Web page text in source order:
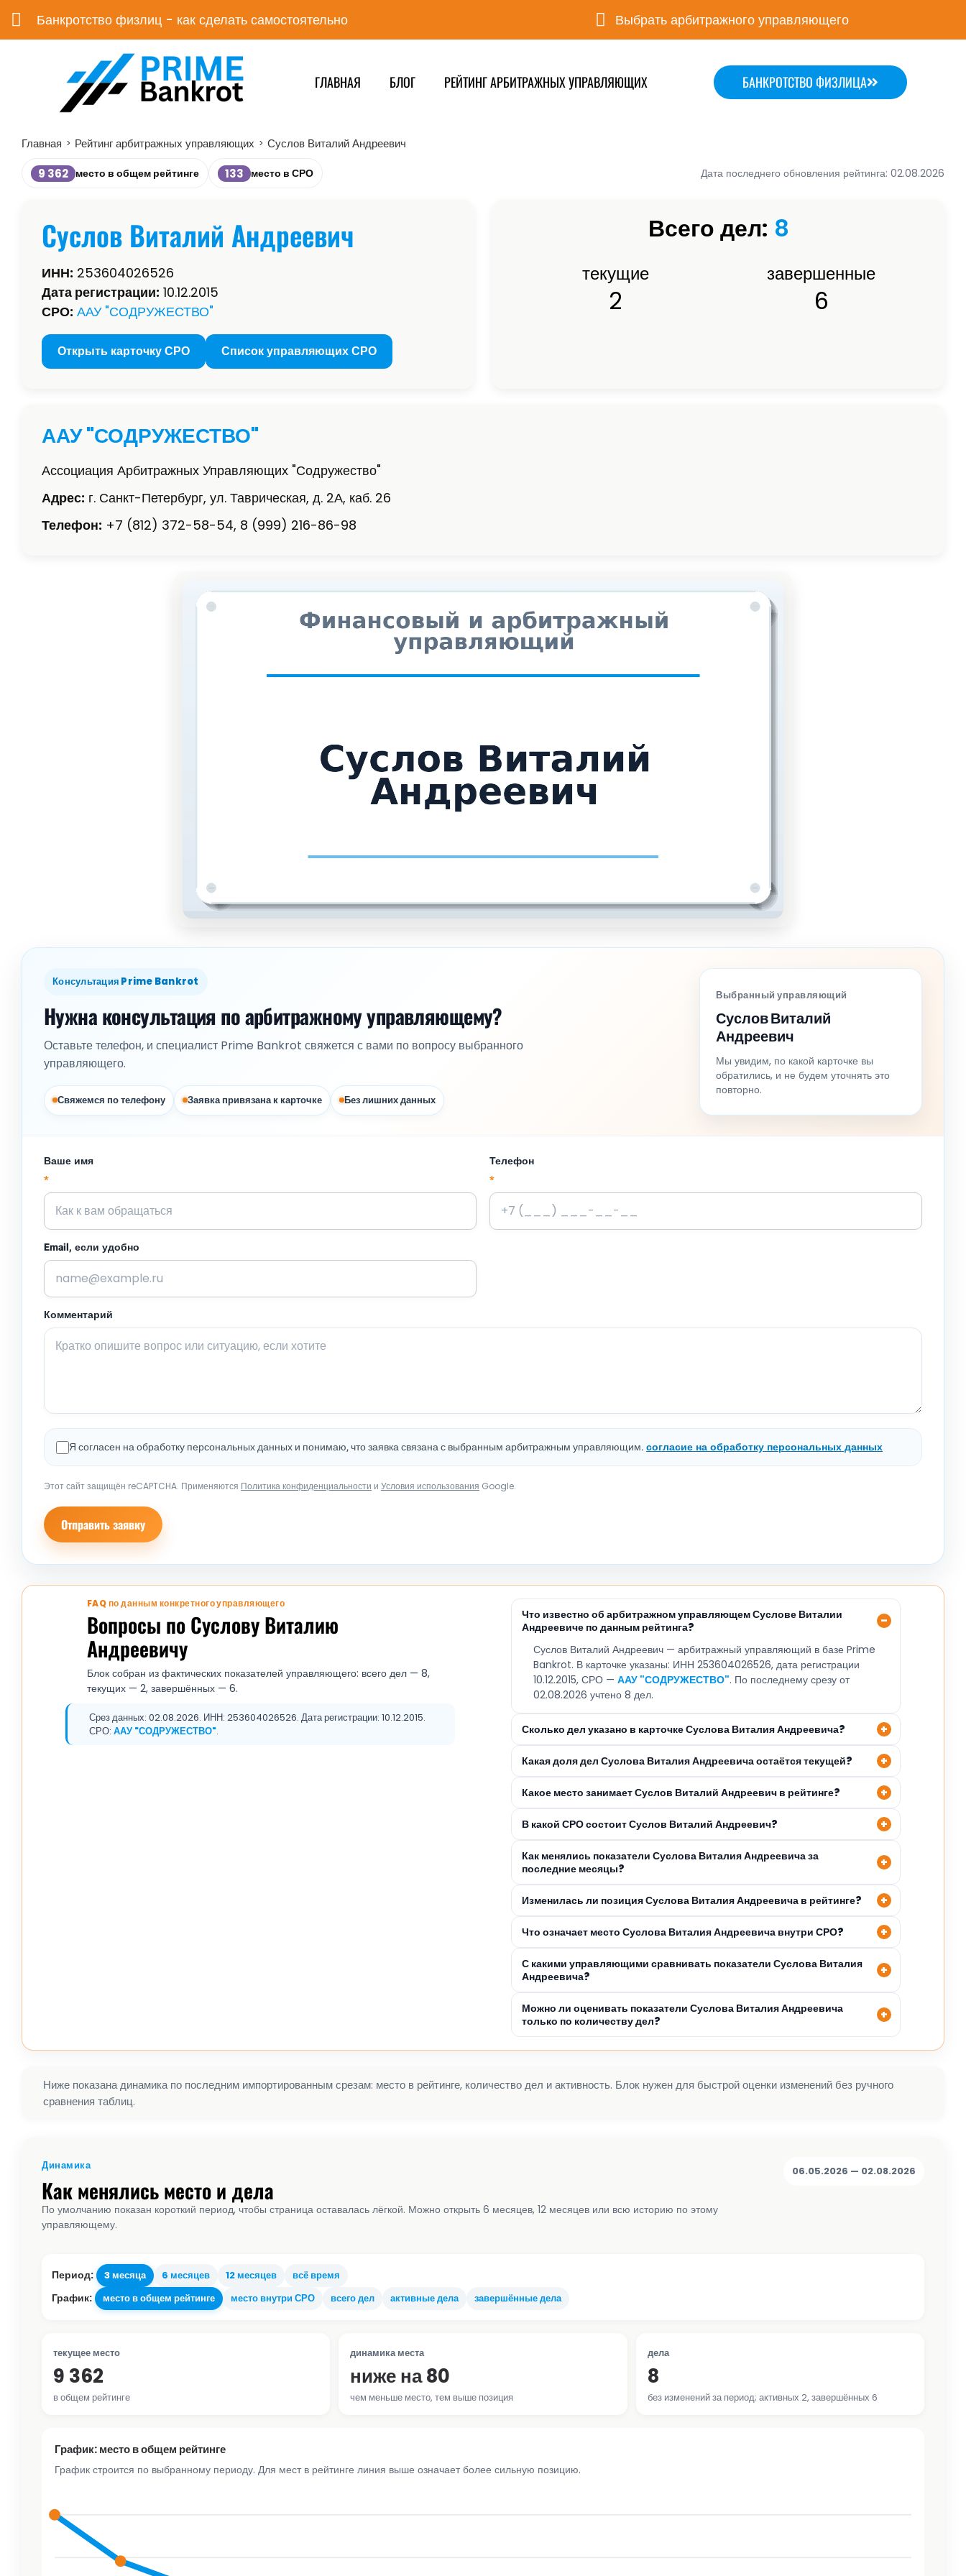
Банкротство физлиц - как сделать самостоятельно Выбрать арбитражного управляющего
ГЛАВНАЯ БЛОГ РЕЙТИНГ АРБИТРАЖНЫХ УПРАВЛЯЮЩИХ БАНКРОТСТВО ФИЗЛИЦА
Главная > Рейтинг арбитражных управляющих > Суслов Виталий Андреевич
9 362 место в общем рейтинге 133 место в СРО Дата последнего обновления рейтинга: 02.08.2026
Суслов Виталий Андреевич
ИНН: 253604026526
Дата регистрации: 10.12.2015
СРО: ААУ "СОДРУЖЕСТВО"
Открыть карточку СРО Список управляющих СРО
Всего дел: 8
текущие
2
завершенные
6
ААУ "СОДРУЖЕСТВО"
Ассоциация Арбитражных Управляющих "Содружество"
Адрес: г. Санкт-Петербург, ул. Таврическая, д. 2А, каб. 26
Телефон: +7 (812) 372-58-54, 8 (999) 216-86-98
Консультация Prime Bankrot
Нужна консультация по арбитражному управляющему?
Оставьте телефон, и специалист Prime Bankrot свяжется с вами по вопросу выбранного
управляющего.
Свяжемся по телефону Заявка привязана к карточке Без лишних данных
Выбранный управляющий
Суслов Виталий
Андреевич
Мы увидим, по какой карточке вы
обратились, и не будем уточнять это
повторно.
Ваше имя
*
Телефон
*
Email, если удобно
Комментарий
Я согласен на обработку персональных данных и понимаю, что заявка связана с выбранным арбитражным управляющим.согласие на обработку персональных данных
Этот сайт защищён reCAPTCHA. Применяются Политика конфиденциальности и Условия использования Google.
Отправить заявку
FAQ по данным конкретного управляющего
Вопросы по Суслову Виталию
Андреевичу
Блок собран из фактических показателей управляющего: всего дел — 8,
текущих — 2, завершённых — 6.
Срез данных: 02.08.2026. ИНН: 253604026526. Дата регистрации: 10.12.2015.
СРО: ААУ "СОДРУЖЕСТВО".
Что известно об арбитражном управляющем Суслове Виталии
Андреевиче по данным рейтинга?
Суслов Виталий Андреевич — арбитражный управляющий в базе Prime
Bankrot. В карточке указаны: ИНН 253604026526, дата регистрации
10.12.2015, СРО — ААУ "СОДРУЖЕСТВО". По последнему срезу от
02.08.2026 учтено 8 дел.
Сколько дел указано в карточке Суслова Виталия Андреевича?
Какая доля дел Суслова Виталия Андреевича остаётся текущей?
Какое место занимает Суслов Виталий Андреевич в рейтинге?
В какой СРО состоит Суслов Виталий Андреевич?
Как менялись показатели Суслова Виталия Андреевича за
последние месяцы?
Изменилась ли позиция Суслова Виталия Андреевича в рейтинге?
Что означает место Суслова Виталия Андреевича внутри СРО?
С какими управляющими сравнивать показатели Суслова Виталия
Андреевича?
Можно ли оценивать показатели Суслова Виталия Андреевича
только по количеству дел?
Ниже показана динамика по последним импортированным срезам: место в рейтинге, количество дел и активность. Блок нужен для быстрой оценки изменений без ручного
сравнения таблиц.
Динамика
Как менялись место и дела
По умолчанию показан короткий период, чтобы страница оставалась лёгкой. Можно открыть 6 месяцев, 12 месяцев или всю историю по этому
управляющему.
06.05.2026 — 02.08.2026
Период: 3 месяца 6 месяцев 12 месяцев всё время
График: место в общем рейтинге место внутри СРО всего дел активные дела завершённые дела
текущее место
9 362
в общем рейтинге
динамика места
ниже на 80
чем меньше место, тем выше позиция
дела
8
без изменений за период; активных 2, завершённых 6
График: место в общем рейтинге
График строится по выбранному периоду. Для мест в рейтинге линия выше означает более сильную позицию.